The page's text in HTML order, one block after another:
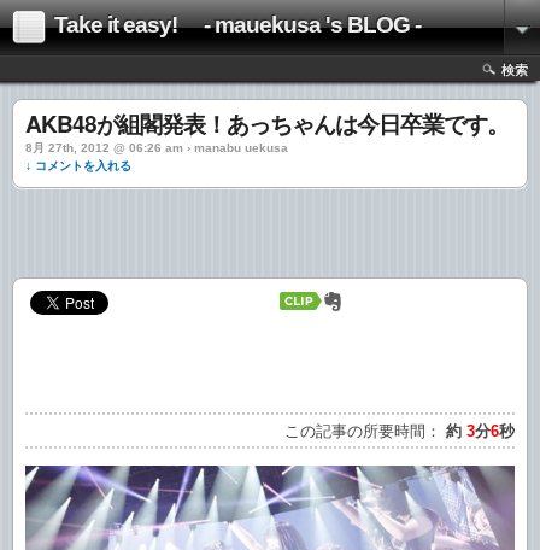
Take it easy! - mauekusa 's BLOG -
検索
AKB48が組閣発表！あっちゃんは今日卒業です。
8月 27th, 2012 @ 06:26 am › manabu uekusa
↓ コメントを入れる
この記事の所要時間： 約 3分6秒